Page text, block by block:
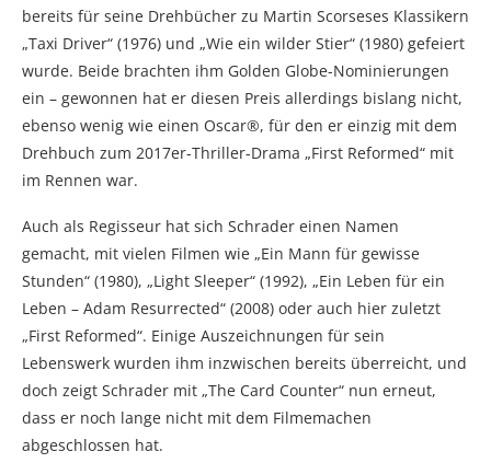
bereits für seine Drehbücher zu Martin Scorseses Klassikern
„Taxi Driver“ (1976) und „Wie ein wilder Stier“ (1980) gefeiert
wurde. Beide brachten ihm Golden Globe-Nominierungen
ein – gewonnen hat er diesen Preis allerdings bislang nicht,
ebenso wenig wie einen Oscar®, für den er einzig mit dem
Drehbuch zum 2017er-Thriller-Drama „First Reformed“ mit
im Rennen war.
Auch als Regisseur hat sich Schrader einen Namen
gemacht, mit vielen Filmen wie „Ein Mann für gewisse
Stunden“ (1980), „Light Sleeper“ (1992), „Ein Leben für ein
Leben – Adam Resurrected“ (2008) oder auch hier zuletzt
„First Reformed“. Einige Auszeichnungen für sein
Lebenswerk wurden ihm inzwischen bereits überreicht, und
doch zeigt Schrader mit „The Card Counter“ nun erneut,
dass er noch lange nicht mit dem Filmemachen
abgeschlossen hat.